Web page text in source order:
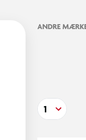
ANDRE
1